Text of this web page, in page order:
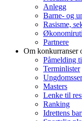
Anlegg
Barne- og
Rasisme,
Partnere
Om konkurranser
Påmelding
Terminlister
Masters
Lenke til
Ranking
Idrettens